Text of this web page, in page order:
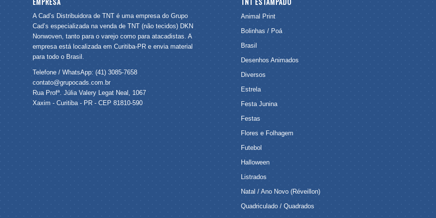
A Cad’s Distribuidora de TNT é uma empresa do Grupo
Cad’s especializada na venda de TNT (não tecidos) DKN
Nonwoven, tanto para o varejo como para atacadistas. A
empresa está localizada em Curitiba-PR e envia material
para todo o Brasil.
Telefone / WhatsApp: (41) 3085-7658
contato@grupocads.com.br
Rua Profª. Júlia Valery Legat Neal, 1067
Xaxim - Curitiba - PR - CEP 81810-590
Animal Print
Bolinhas / Poá
Brasil
Desenhos Animados
Diversos
Estrela
Festa Junina
Festas
Flores e Folhagem
Futebol
Halloween
Listrados
Natal / Ano Novo (Réveillon)
Quadriculado / Quadrados